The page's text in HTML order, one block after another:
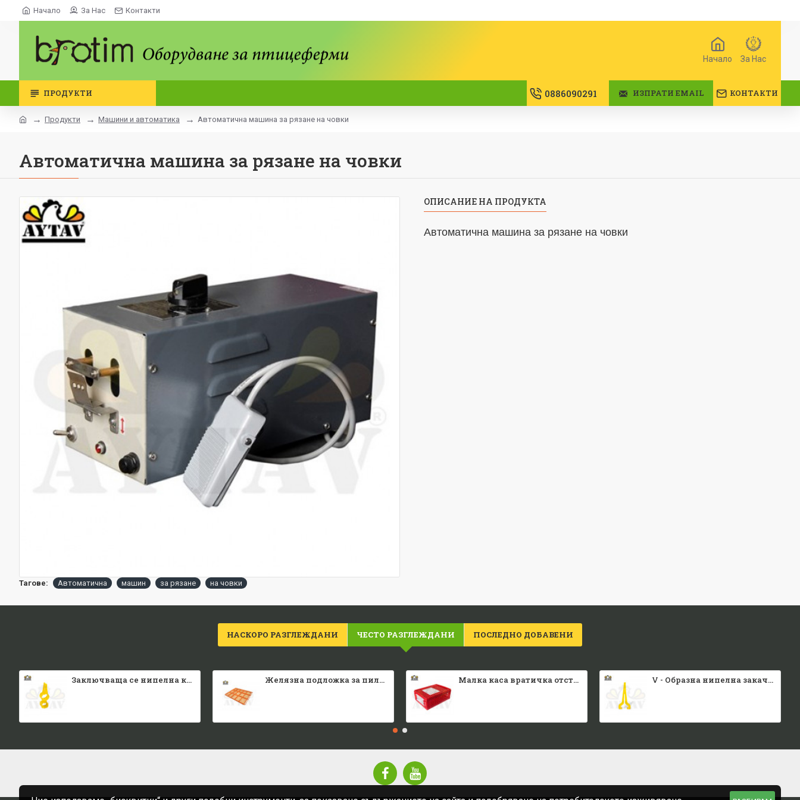
Начало За Нас Контакти
Начало За Нас
ПРОДУКТИ 0886090291 ИЗПРАТИ EMAIL КОНТАКТИ
Продукти Машини и автоматика Автоматична машина за рязане на човки
Автоматична машина за рязане на човки
ОПИСАНИЕ НА ПРОДУКТА
Автоматична машина за рязане на човки
Тагове: Автоматична машин за рязане на човки
НАСКОРО РАЗГЛЕЖДАНИ ЧЕСТО РАЗГЛЕЖДАНИ ПОСЛЕДНО ДОБАВЕНИ
Заключваща се нипелна квадратна тръба Желязна подложка за пилета Малка каса вратичка отстрани и отгоре V - Образна нипелна закачалка